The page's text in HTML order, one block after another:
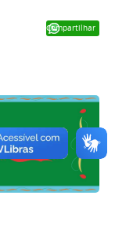
Compartilhar